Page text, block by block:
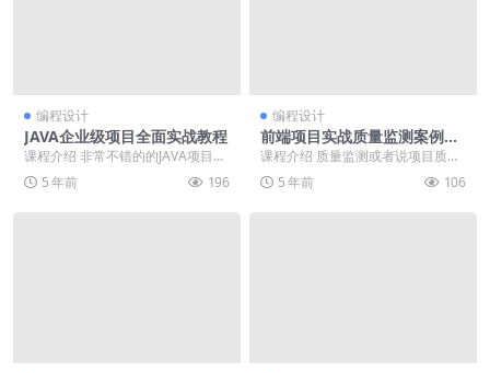
编程设计
JAVA企业级项目全面实战教程
课程介绍 非常不错的的JAVA项目教
程，课程将JAVA企业级的项目进行
完整教学，...
5 年前 196
编程设计
前端项目实战质量监测案例教
程
课程介绍 质量监测或者说项目质量
监督，是一个项目交付前非常重要
的过程，也是关乎一...
5 年前 106